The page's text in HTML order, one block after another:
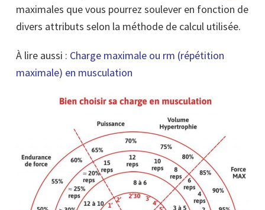
maximales que vous pourrez soulever en fonction de
divers attributs selon la méthode de calcul utilisée.
À lire aussi : Charge maximale ou rm (répétition
maximale) en musculation